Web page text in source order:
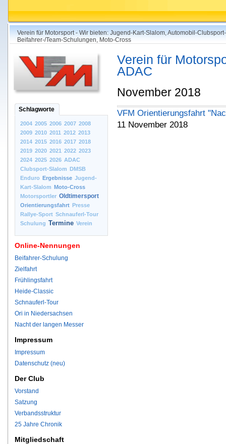
Verein für Motorsport - Wir bieten: Jugend-Kart-Slalom, Automobil-
Beifahrer-/Team-Schulungen, Moto-Cross
Schlagworte
2004 2005 2006 2007 2008
2009 2010 2011 2012 2013
2014 2015 2016 2017 2018
2019 2020 2021 2022 2023
2024 2025 2026 ADAC
Clubsport-Slalom DMSB
Enduro Ergebnisse Jugend-
Kart-Slalom Moto-Cross
Motorsportler Oldtimersport
Orientierungsfahrt Presse
Rallye-Sport Schnauferl-Tour
Schulung Termine Verein
Online-Nennungen
Beifahrer-Schulung
Zielfahrt
Frühlingsfahrt
Heide-Classic
Schnauferl-Tour
Ori in Niedersachsen
Nacht der langen Messer
Impressum
Impressum
Datenschutz (neu)
Der Club
Vorstand
Satzung
Verbandsstruktur
25 Jahre Chronik
Mitgliedschaft
Verein für
ADAC
November 2018
VFM Orientierungsfahrt
11 November 2018